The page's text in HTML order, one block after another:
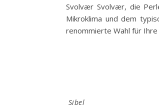
Svolvær Svolvær, die
Mikroklima und dem
renommierte Wahl für
Sibel